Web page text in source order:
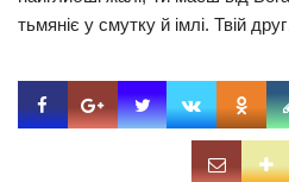
тьмяніє у смутку й імлі. Твій